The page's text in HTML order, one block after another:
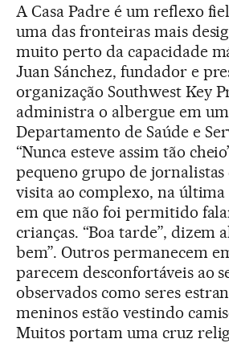
A Casa Padre é um reflexo
uma das fronteiras mais
muito perto da capacidade
Juan Sánchez, fundador e
organização Southwest Key
administra o albergue em
Departamento de Saúde e
“Nunca esteve assim tão
pequeno grupo de
visita ao complexo, na
em que não foi permitido
crianças. “Boa tarde”, dizem
bem”. Outros permanecem
parecem desconfortáveis ao
observados como seres
meninos estão vestindo
Muitos portam uma cruz